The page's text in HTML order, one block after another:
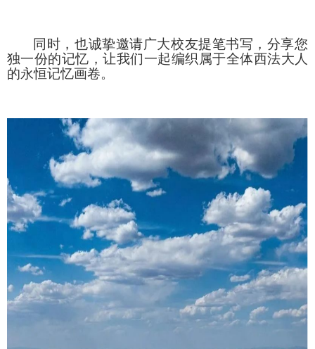
同时，也诚挚邀请广大校友提笔书写，分享您
独一份的记忆，让我们一起编织属于全体西法大人
的永恒记忆画卷。